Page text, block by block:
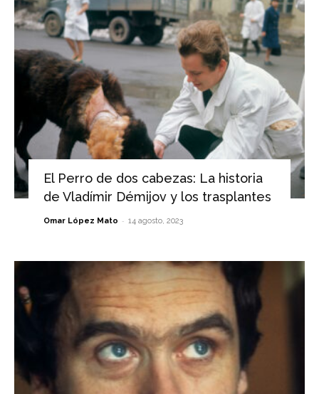
El Perro de dos cabezas: La historia
de Vladímir Démijov y los trasplantes
Omar López Mato - 14 agosto, 2023